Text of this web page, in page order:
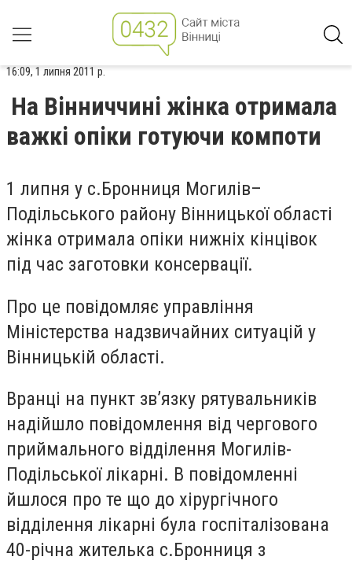
16:09, 1 липня 2011 р.
На Вінниччині жінка отримала
важкі опіки готуючи компоти
1 липня у с.Бронниця Могилів–
Подільського району Вінницької області
жінка отримала опіки нижніх кінцівок
під час заготовки консервації.
Про це повідомляє управління
Міністерства надзвичайних ситуацій у
Вінницькій області.
Вранці на пункт зв’язку рятувальників
надійшло повідомлення від чергового
приймального відділення Могилів-
Подільської лікарні. В повідомленні
йшлося про те що до хірургічного
відділення лікарні була госпіталізована
40-річна жителька с.Бронниця з